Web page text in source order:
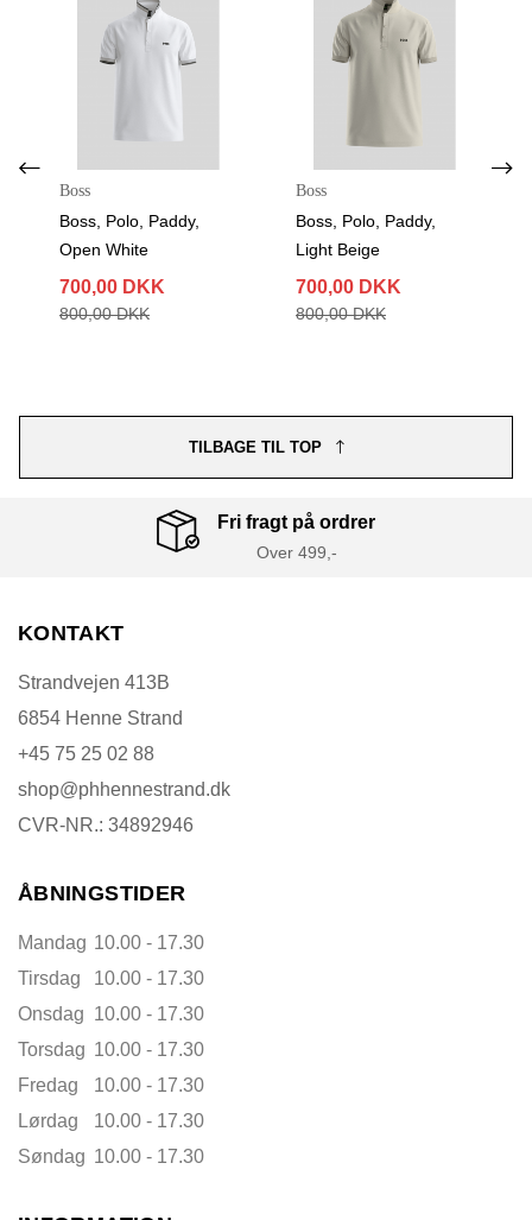
Boss
Boss, Polo, Paddy,
Light Beige
700,00 DKK
800,00 DKK
Boss
Boss, Polo, Paddy,
Blue Melange
700,00 DKK
800,00 DKK
TILBAGE TIL TOP
Fri fragt på ordrer
Over 499,-
KONTAKT
Strandvejen 413B
6854 Henne Strand
+45 75 25 02 88
shop@phhennestrand.dk
CVR-NR.: 34892946
ÅBNINGSTIDER
Mandag 10.00 - 17.30
Tirsdag
10.00 - 17.30
Onsdag 10.00 - 17.30
Torsdag 10.00 - 17.30
Fredag
10.00 - 17.30
Lørdag
10.00 - 17.30
Søndag 10.00 - 17.30